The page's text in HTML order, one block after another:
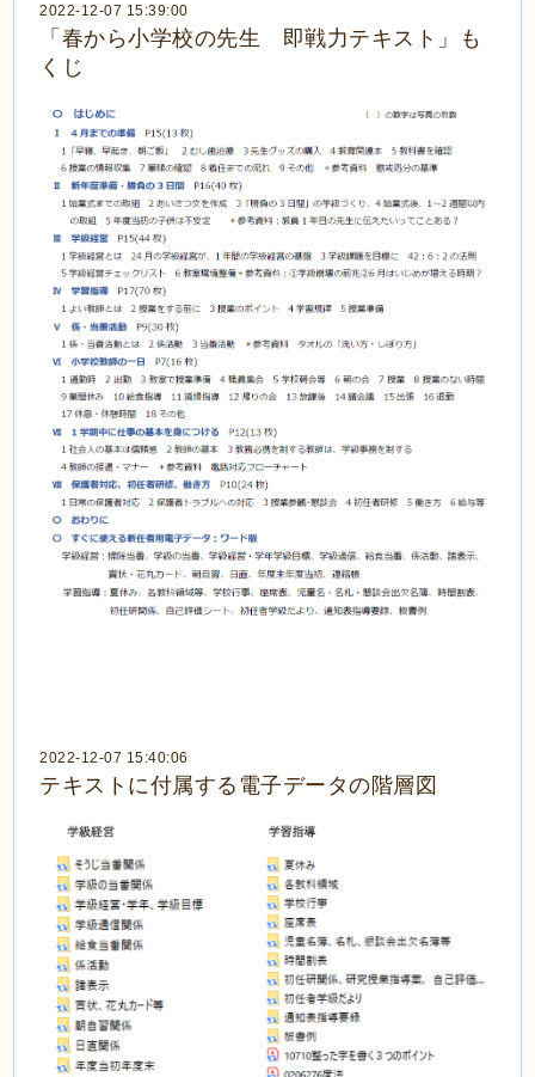
2022-12-07 15:39:00
「春から小学校の先生 即戦力テキスト」も
くじ
2022-12-07 15:40:06
テキストに付属する電子データの階層図